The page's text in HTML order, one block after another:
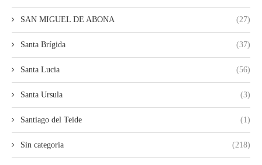
SAN MIGUEL DE ABONA (27)
Santa Brígida (37)
Santa Lucia (56)
Santa Ursula (3)
Santiago del Teide (1)
Sin categoria (218)